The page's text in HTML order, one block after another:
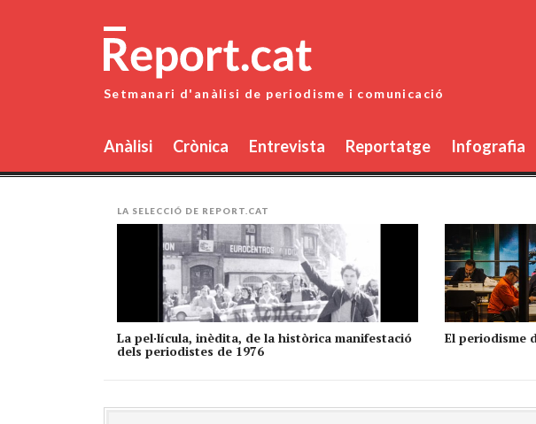
Setmanari d'anàlisi de periodisme i comunicació
Anàlisi Crònica Entrevista Reportatge Infografia
LA SELECCIÓ DE REPORT.CAT
La pel·lícula, inèdita, de la històrica manifestació
dels periodistes de 1976
El periodisme